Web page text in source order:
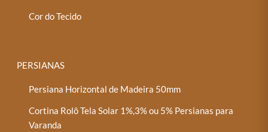
Cor do Tecido
PERSIANAS
Persiana Horizontal de Madeira 50mm
Cortina Rolô Tela Solar 1%,3% ou 5% Persianas para
Varanda